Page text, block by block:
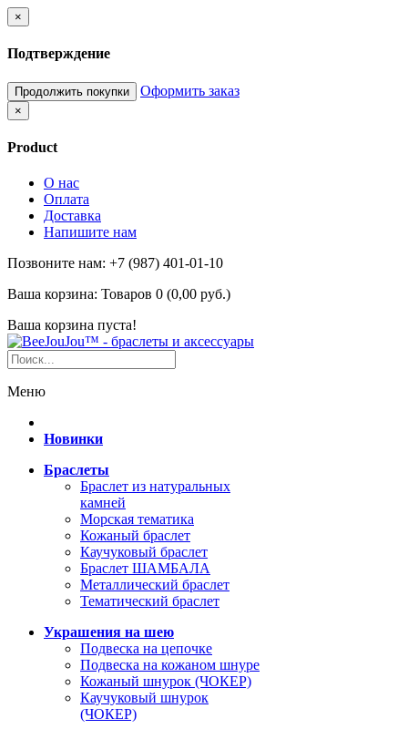
×
Подтверждение
Продолжить покупки Оформить заказ
×
Product
О нас
Оплата
Доставка
Напишите нам
Позвоните нам: +7 (987) 401-01-10
Ваша корзина: Товаров 0 (0,00 руб.)
Ваша корзина пуста!
Меню
Новинки
Браслеты
Браслет из натуральных
камней
Морская тематика
Кожаный браслет
Каучуковый браслет
Браслет ШАМБАЛА
Металлический браслет
Тематический браслет
Украшения на шею
Подвеска на цепочке
Подвеска на кожаном шнуре
Кожаный шнурок (ЧОКЕР)
Каучуковый шнурок
(ЧОКЕР)